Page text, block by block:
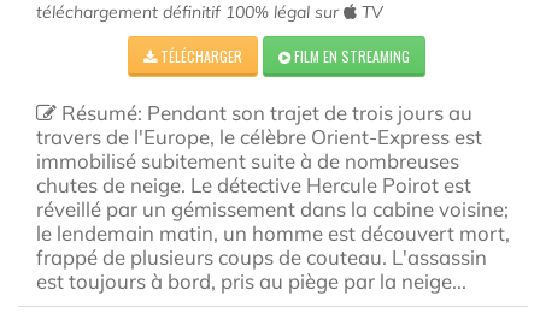
téléchargement définitif 100% légal sur
TV
TÉLÉCHARGER FILM EN STREAMING
Résumé: Pendant son trajet de trois jours au
travers de l'Europe, le célèbre Orient-Express est
immobilisé subitement suite à de nombreuses
chutes de neige. Le détective Hercule Poirot est
réveillé par un gémissement dans la cabine voisine;
le lendemain matin, un homme est découvert mort,
frappé de plusieurs coups de couteau. L'assassin
est toujours à bord, pris au piège par la neige...